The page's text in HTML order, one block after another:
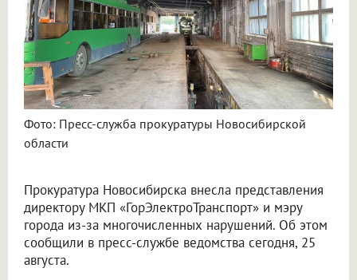
Фото: Пресс-служба прокуратуры Новосибирской
области
Прокуратура Новосибирска внесла представления
директору МКП «ГорЭлектроТранспорт» и мэру
города из-за многочисленных нарушений. Об этом
сообщили в пресс-службе ведомства сегодня, 25
августа.